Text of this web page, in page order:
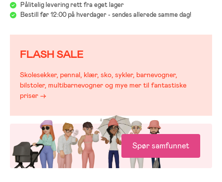
Pålitelig levering rett fra eget lager
Bestill før 12:00 på hverdager - sendes allerede samme dag!
FLASH SALE
Skolesekker, pennal, klær, sko, sykler, barnevogner,
bilstoler, multibarnevogner og mye mer til fantastiske
priser →
Spør samfunnet